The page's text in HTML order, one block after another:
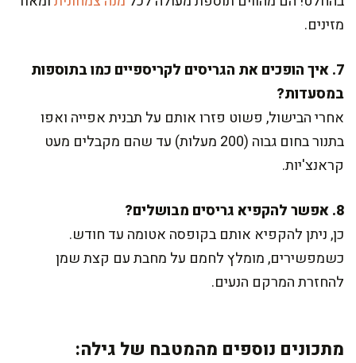
מזינים.
7. איך הופכים את הגריסים לקריספיים כמו בתוספות
במסעדות?
אחרי הבישול, פשוט פזרו אותם על תבנית אפייה ואפו
בתנור בחום גבוה (200 מעלות) עד שהם מקבלים מעט
קראנצ'יות.
8. אפשר להקפיא גריסים מבושלים?
כן, ניתן להקפיא אותם בקופסה אטומה עד חודש.
כשמפשירים, מומלץ לחמם על מחבת עם קצת שמן
להחזרת המרקם הנעים.
מתכונים נוספים מהמטבח של גילה: